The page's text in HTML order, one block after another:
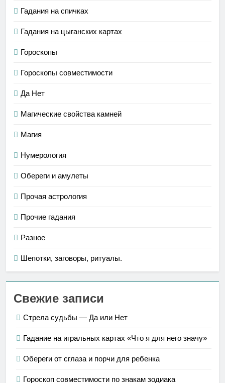
Гадания на спичках
Гадания на цыганских картах
Гороскопы
Гороскопы совместимости
Да Нет
Магические свойства камней
Магия
Нумерология
Обереги и амулеты
Прочая астрология
Прочие гадания
Разное
Шепотки, заговоры, ритуалы.
Свежие записи
Стрела судьбы — Да или Нет
Гадание на игральных картах «Что я для него значу»
Обереги от сглаза и порчи для ребенка
Гороскоп совместимости по знакам зодиака